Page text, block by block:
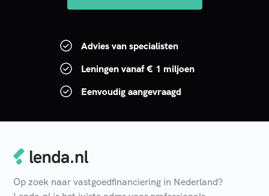
Advies van specialisten
Leningen vanaf € 1 miljoen
Eenvoudig aangevraagd
Op zoek naar vastgoedfinanciering in Nederland?